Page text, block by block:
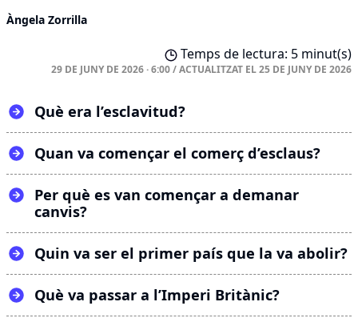
Àngela Zorrilla
Temps de lectura: 5 minut(s)
29 DE JUNY DE 2026 · 6:00/ACTUALITZAT EL25 DE JUNY DE 2026
Què era l’esclavitud?
Quan va començar el comerç d’esclaus?
Per què es van començar a demanar
canvis?
Quin va ser el primer país que la va abolir?
Què va passar a l’Imperi Britànic?